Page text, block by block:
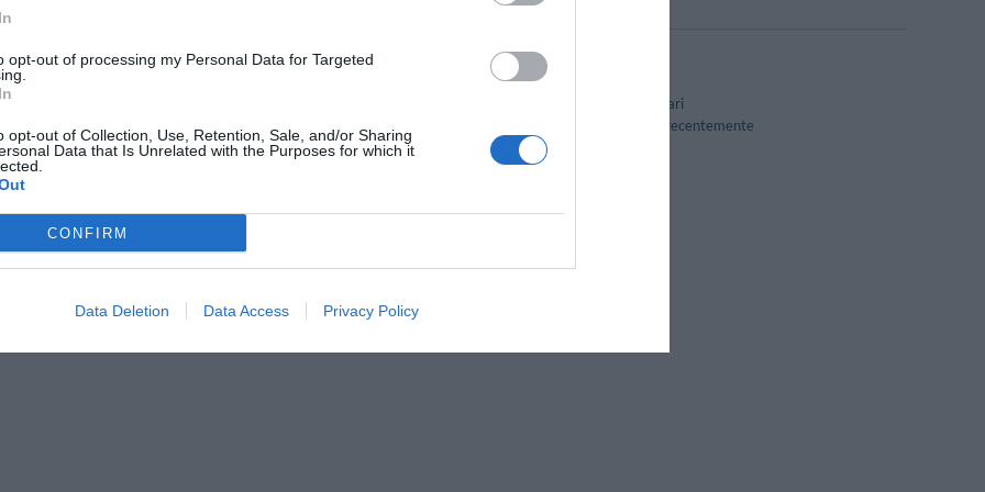
opt-out of processing my Personal Data for Targeted
opt-out of Collection, Use, Retention, Sale, and/or Sharing
Data that Is Unrelated with the Purposes for which it
CONFIRM
Data Deletion Data Access Privacy Policy
dell'hotel
Camere familiari
Parco giochi per bambini
Ristrutturato recentemente
Vista Panoramica